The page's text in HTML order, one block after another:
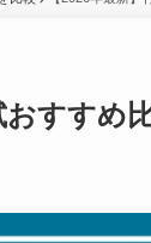
おすすめ